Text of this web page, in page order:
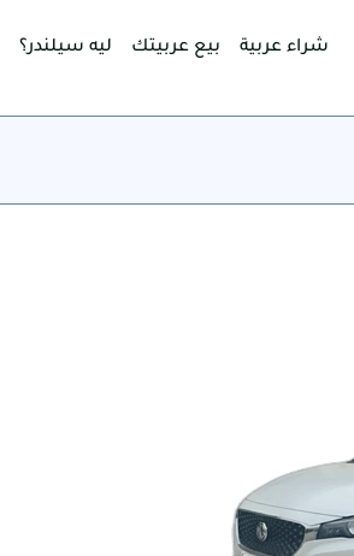
شراء عربية بيع عربيتك ليه سيلندر؟